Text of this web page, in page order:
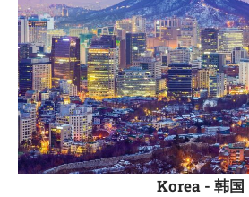
Korea - 韩国